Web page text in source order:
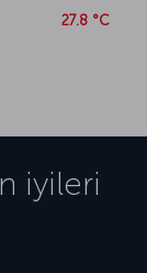
27.8 °C
iyileri